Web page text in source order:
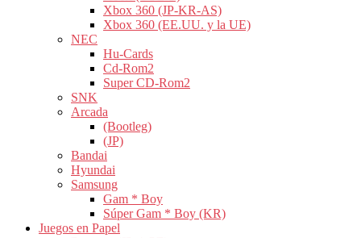
Xbox 360 (JP-KR-AS)
Xbox 360 (EE.UU. y la UE)
NEC
Hu-Cards
Cd-Rom2
Super CD-Rom2
SNK
Arcada
(Bootleg)
(JP)
Bandai
Hyundai
Samsung
Gam * Boy
Súper Gam * Boy (KR)
Juegos en Papel